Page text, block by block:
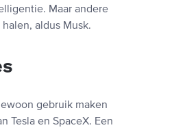
Maar andere
aldus Musk.
gebruik maken
Tesla en SpaceX. Een